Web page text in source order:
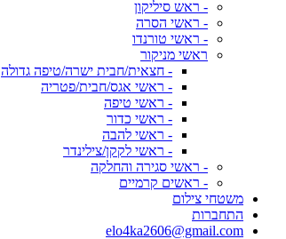
- ראש סיליקון
- ראשי הסרה
- ראשי טורנדו
ראשי מניקור
- חצאית/חבית ישרה/טיפה גדולה
- ראשי אגס/חבית/פטריה
- ראשי טיפה
- ראשי כדור
- ראשי להבה
- ראשי לקקן/צילינדר
- ראשי סגירה והחלקה
- ראשים קרמיים
משטחי צילום
התחברות
elo4ka2606@gmail.com